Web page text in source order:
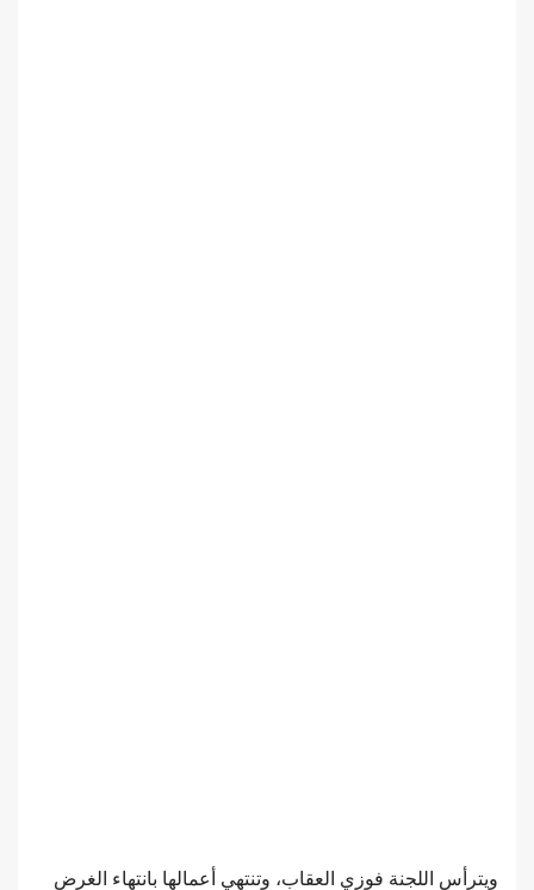
ويترأس اللجنة فوزي العقاب، وتنتهي أعمالها بانتهاء الغرض